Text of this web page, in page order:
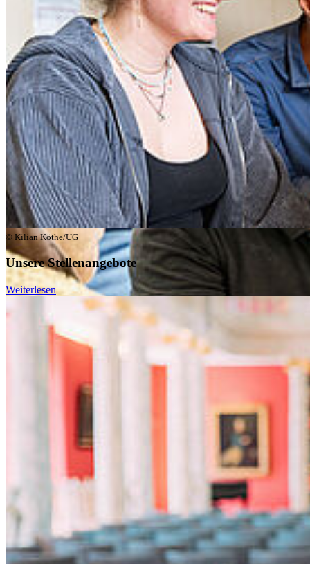
© Kilian Köthe/UG
Unsere Stellenangebote
Weiterlesen